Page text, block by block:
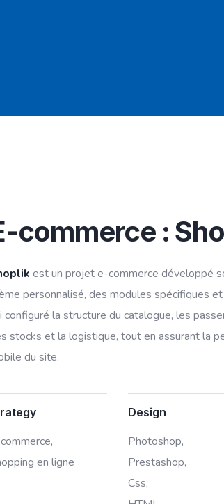
commerce :
est un projet e-commerce développé
personnalisé, des modules spécifiques
configuré la structure du catalogue, les
stocks et la logistique, tout en assurant la
du site.
en ligne
Design
Photoshop,
Prestashop,
Css,